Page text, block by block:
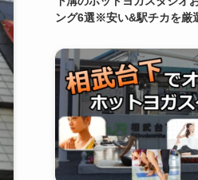
ング6選※安い&駅チカを厳